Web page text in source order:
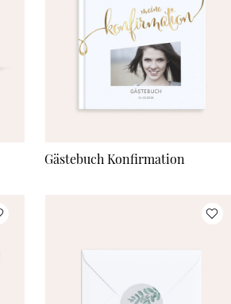
Gästebuch Konfirmation